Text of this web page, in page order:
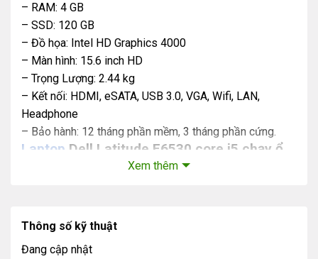
– RAM: 4 GB
– SSD: 120 GB
– Đồ họa: Intel HD Graphics 4000
– Màn hình: 15.6 inch HD
– Trọng Lượng: 2.44 kg
– Kết nối: HDMI, eSATA, USB 3.0, VGA, Wifi, LAN,
Headphone
– Bảo hành: 12 tháng phần mềm, 3 tháng phần cứng.
Laptop Dell Latitude E6530 core i5 chạy ổ
Xem thêm
Thông số kỹ thuật
Đang cập nhật